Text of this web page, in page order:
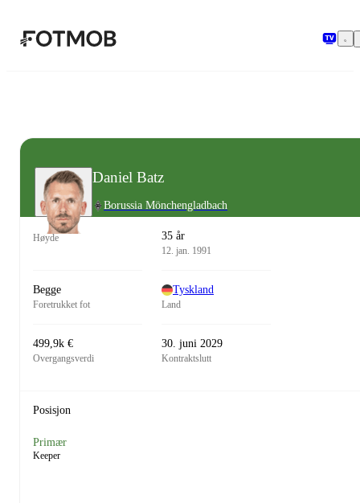
Daniel Batz
Borussia Mönchengladbach
Høyde 35 år
12. jan. 1991
Begge
Foretrukket fot
Tyskland
Land
499,9k €
Overgangsverdi
30. juni 2029
Kontraktslutt
Posisjon
Primær
Keeper